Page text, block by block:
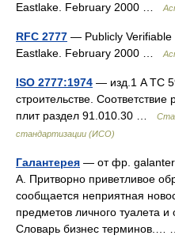
Eastlake. February 2000 …
RFC 2777 — Publicly Verifiable
Eastlake. February 2000 …
ISO 2777:1974 — изд.1 A TC
строительстве.
плит раздел 91.010.30 …
стандартизации (ИСО)
Галантерея — от фр.
А. Притворно приветливое
сообщается неприятная
предметов личного туалета и
Словарь бизнес